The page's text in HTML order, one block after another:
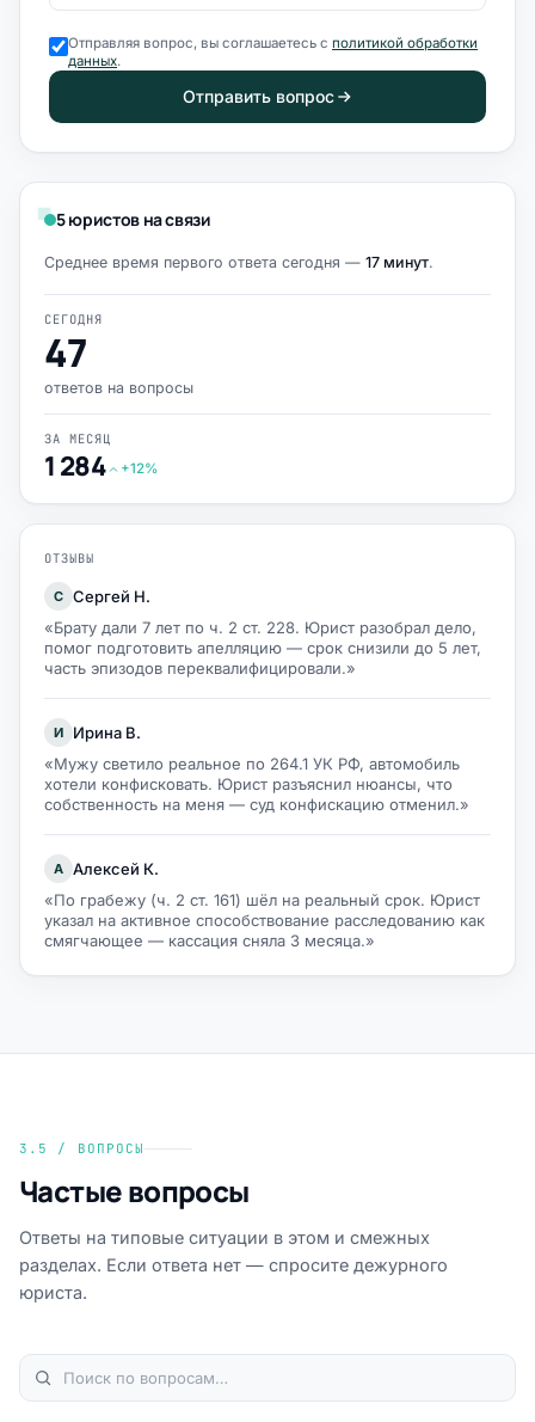
Отправляя вопрос, вы соглашаетесь с политикой обработки
данных.
Отправить вопрос
5 юристов на связи
Среднее время первого ответа сегодня — 17 минут.
СЕГОДНЯ
47
ответов на вопросы
ЗА МЕСЯЦ
1 284 +12%
ОТЗЫВЫ
С Сергей Н.
«Брату дали 7 лет по ч. 2 ст. 228. Юрист разобрал дело,
помог подготовить апелляцию — срок снизили до 5 лет,
часть эпизодов переквалифицировали.»
И
Ирина В.
«Мужу светило реальное по 264.1 УК РФ, автомобиль
хотели конфисковать. Юрист разъяснил нюансы, что
собственность на меня — суд конфискацию отменил.»
А Алексей К.
«По грабежу (ч. 2 ст. 161) шёл на реальный срок. Юрист
указал на активное способствование расследованию как
смягчающее — кассация сняла 3 месяца.»
3.5 / ВОПРОСЫ
Частые вопросы
Ответы на типовые ситуации в этом и смежных
разделах. Если ответа нет — спросите дежурного
юриста.